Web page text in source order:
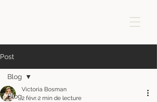
Post
Blog
Blog
Victoria Bosman
2 févr.2 min de lecture